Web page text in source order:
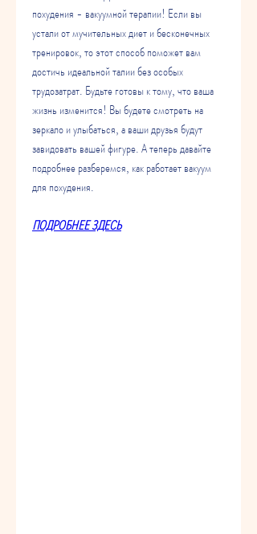
похудения - вакуумной терапии! Если вы
устали от мучительных диет и бесконечных
тренировок, то этот способ поможет вам
достичь идеальной талии без особых
трудозатрат. Будьте готовы к тому, что ваша
жизнь изменится! Вы будете смотреть на
зеркало и улыбаться, а ваши друзья будут
завидовать вашей фигуре. А теперь давайте
подробнее разберемся, как работает вакуум
для похудения.
ПОДРОБНЕЕ ЗДЕСЬ